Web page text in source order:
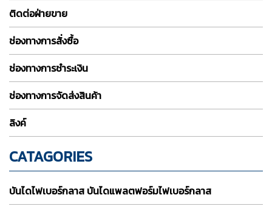
ติดต่อฝ่ายขาย
ช่องทางการสั่งซื้อ
ช่องทางการชำระเงิน
ช่องทางการจัดส่งสินค้า
ลิงค์
CATAGORIES
บันไดไฟเบอร์กลาส บันไดแพลตฟอร์มไฟเบอร์กลาส